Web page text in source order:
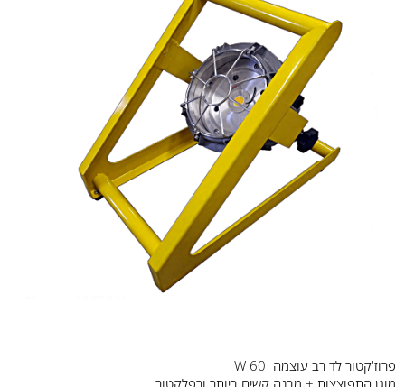
פרוז'קטור לד רב עוצמה 60 W
מוגן התפוצצות + מבנה קשיח ביותר ורפלקטור